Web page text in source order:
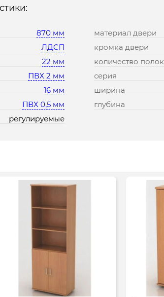
870 мм
ЛДСП
22 мм
ПВХ 2 мм
16 мм
ПВХ 0,5 мм
регулируемые
материал двери
кромка двери
количество полок
серия
ширина
глубина